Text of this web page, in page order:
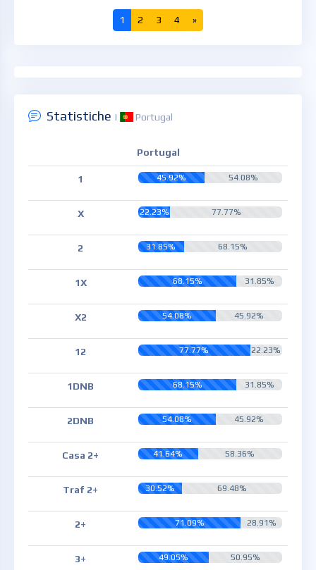
1 2 3 4 »
Statistiche | Portugal
Portugal
1 45.92% 54.08%
X 22.23% 77.77%
2 31.85% 68.15%
1X 68.15% 31.85%
X2 54.08% 45.92%
12 77.77% 22.23%
1DNB 68.15% 31.85%
2DNB 54.08% 45.92%
Casa 2+ 41.64% 58.36%
Traf 2+ 30.52% 69.48%
2+ 71.09% 28.91%
3+ 49.05% 50.95%